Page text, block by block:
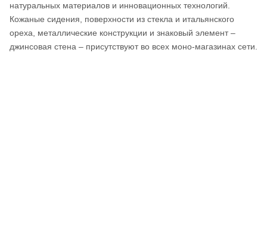
натуральных материалов и инновационных технологий.
Кожаные сидения, поверхности из стекла и итальянского
ореха, металлические конструкции и знаковый элемент –
джинсовая стена – присутствуют во всех моно-магазинах сети.